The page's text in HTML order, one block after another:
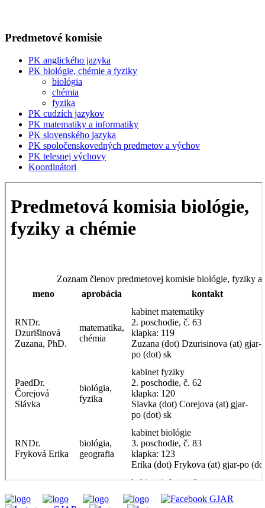
Predmetové komisie
PK anglického jazyka
PK biológie, chémie a fyziky
biológia
chémia
fyzika
PK cudzích jazykov
PK matematiky a informatiky
PK slovenského jazyka
PK spoločenskovedných predmetov a výchov
PK telesnej výchovy
Koordinátori